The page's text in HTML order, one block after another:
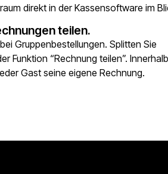
direkt in der Kassensoftware im
teilen.
Gruppenbestellungen. Splitten Sie
Funktion “Rechnung teilen”. Innerhalb
Gast seine eigene Rechnung.